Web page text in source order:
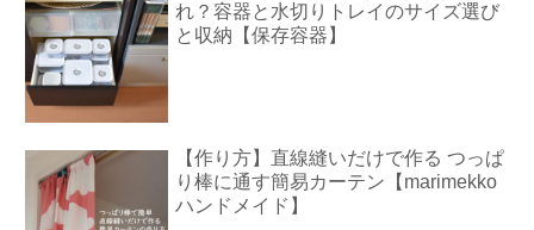
れ？容器と水切りトレイのサイズ選び
と収納【保存容器】
【作り方】直線縫いだけで作る つっぱ
り棒に通す簡易カーテン【marimekko
ハンドメイド】